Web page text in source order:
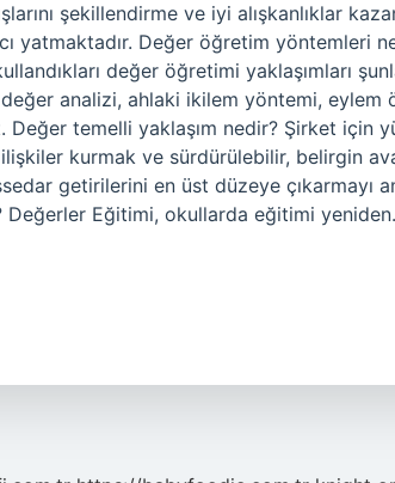
şekillendirme ve iyi alışkanlıklar
yatmaktadır. Değer öğretim yöntemleri
değer öğretimi yaklaşımları
analizi, ahlaki ikilem yöntemi, eylem
temelli yaklaşım nedir? Şirket için
kurmak ve sürdürülebilir, belirgin
getirilerini en üst düzeye çıkarmayı
Değerler Eğitimi, okullarda eğitimi